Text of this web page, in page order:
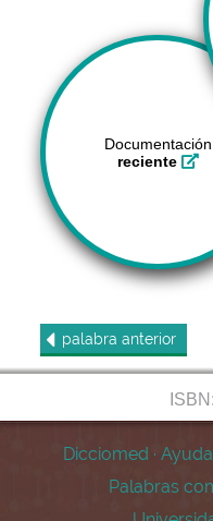
Documentación
reciente
palabra anterior
Dicciomed · Ayuda
Palabras